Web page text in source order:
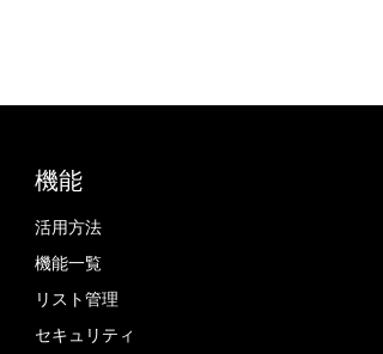
機能
活用方法
機能一覧
リスト管理
セキュリティ